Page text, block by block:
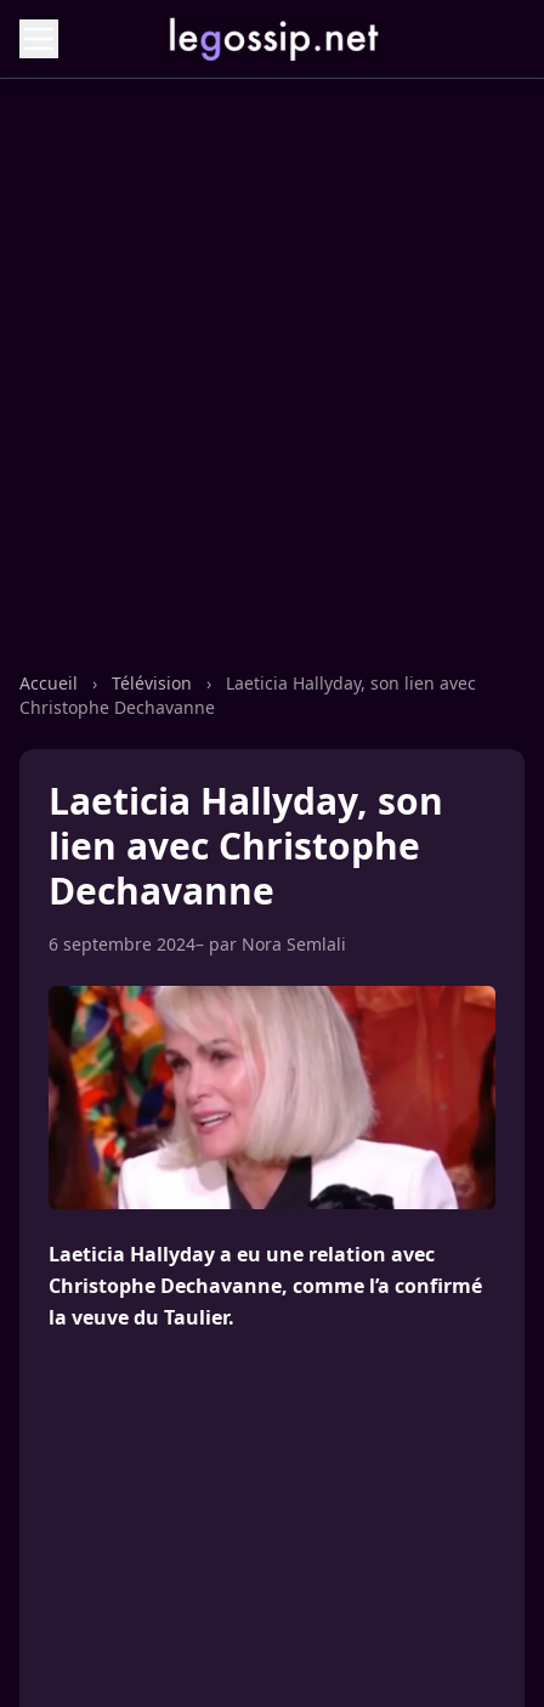
Accueil › Télévision ›
Laeticia Hallyday, son lien avec
Christophe Dechavanne
Laeticia Hallyday, son
lien avec Christophe
Dechavanne
6 septembre 2024– par Nora Semlali
Laeticia Hallyday a eu une relation avec
Christophe Dechavanne, comme l’a confirmé
la veuve du Taulier.